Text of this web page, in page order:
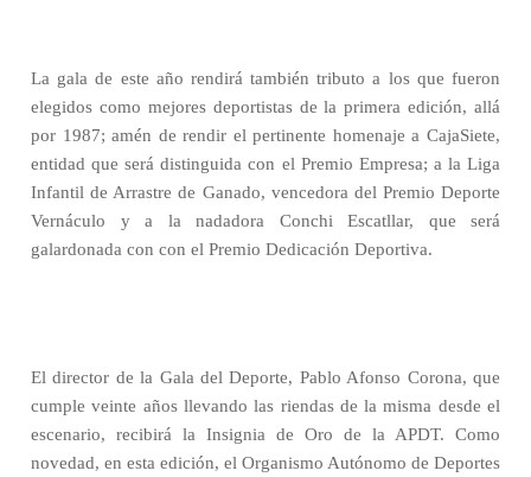
La gala de este año rendirá también tributo a los que fueron
elegidos como mejores deportistas de la primera edición, allá
por 1987; amén de rendir el pertinente homenaje a CajaSiete,
entidad que será distinguida con el Premio Empresa; a la Liga
Infantil de Arrastre de Ganado, vencedora del Premio Deporte
Vernáculo y a la nadadora Conchi Escatllar, que será
galardonada con con el Premio Dedicación Deportiva.
El director de la Gala del Deporte, Pablo Afonso Corona, que
cumple veinte años llevando las riendas de la misma desde el
escenario, recibirá la Insignia de Oro de la APDT. Como
novedad, en esta edición, el Organismo Autónomo de Deportes